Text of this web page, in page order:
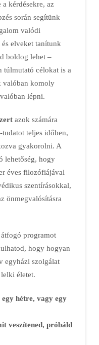
a kérdésekre, az
során segítünk
valódi
elveket tanítunk
boldog lehet –
túlmutató célokat is a
valóban komoly
lépni.
azok számára
teljes időben,
gyakorolni. A
lehetőség, hogy
éves filozófiájával
szentírásokkal,
önmegvalósításra
programot
hogy hogyan
egyházi szolgálat
életet.
hétre, vagy egy
veszítened, próbáld